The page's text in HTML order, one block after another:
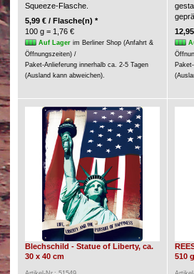
Squeeze-Flasche.
5,99 € / Flasche(n) *
100 g = 1,76 €
Auf Lagerim Berliner Shop (Anfahrt &
Öffnungszeiten) /
Paket-Anlieferung innerhalb ca. 2-5 Tagen
(Ausland kann abweichen).
Blechschild - Statue of Liberty, ca.
30 x 40 cm
510